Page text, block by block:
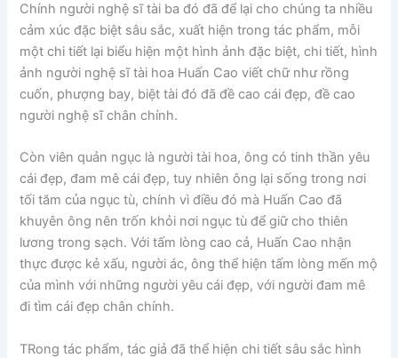
Chính người nghệ sĩ tài ba đó đã để lại cho chúng ta nhiều
cảm xúc đặc biệt sâu sắc, xuất hiện trong tác phẩm, mỗi
một chi tiết lại biểu hiện một hình ảnh đặc biệt, chi tiết, hình
ảnh người nghệ sĩ tài hoa Huấn Cao viết chữ như rồng
cuốn, phượng bay, biệt tài đó đã đề cao cái đẹp, đề cao
người nghệ sĩ chân chính.
Còn viên quản ngục là người tài hoa, ông có tinh thần yêu
cái đẹp, đam mê cái đẹp, tuy nhiên ông lại sống trong nơi
tối tăm của ngục tù, chính vì điều đó mà Huấn Cao đã
khuyên ông nên trốn khỏi nơi ngục tù để giữ cho thiên
lương trong sạch. Với tấm lòng cao cả, Huấn Cao nhận
thực được kẻ xấu, người ác, ông thể hiện tấm lòng mến mộ
của mình với những người yêu cái đẹp, với người đam mê
đi tìm cái đẹp chân chính.
TRong tác phẩm, tác giả đã thể hiện chi tiết sâu sắc hình